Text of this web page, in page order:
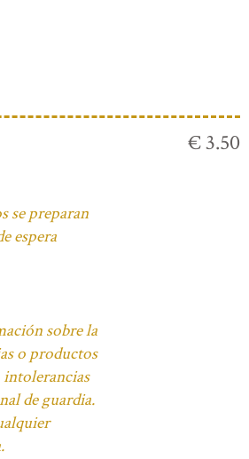
€ 3.50
se preparan
espera
sobre la
o productos
intolerancias
de guardia.